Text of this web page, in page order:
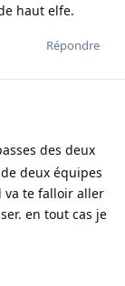
haut elfe.
Répondre
des deux
deux équipes
va te falloir aller
en tout cas je